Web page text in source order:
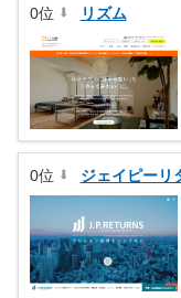
0位 リズム
0位 ジェイピーリ